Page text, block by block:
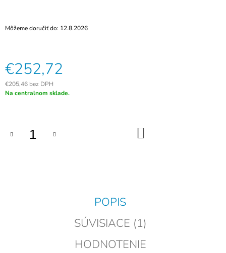
Môžeme doručiť do: 12.8.2026
€252,72
€205,46 bez DPH
Jednotková
Na centralnom sklade.
POPIS
SÚVISIACE (1)
HODNOTENIE
4MP
€105